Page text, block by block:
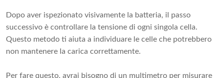
Dopo aver ispezionato visivamente la batteria, il passo
successivo è controllare la tensione di ogni singola cella.
Questo metodo ti aiuta a individuare le celle che potrebbero
non mantenere la carica correttamente.
Per fare questo, avrai bisogno di un multimetro per misurare